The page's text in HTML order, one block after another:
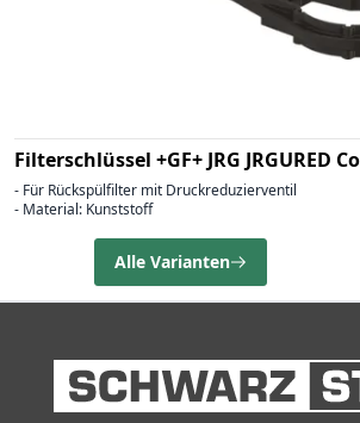
Filterschlüssel +GF+ JRG JRGURED
- Für Rückspülfilter mit Druckreduzierventil
- Material: Kunststoff
Alle Varianten